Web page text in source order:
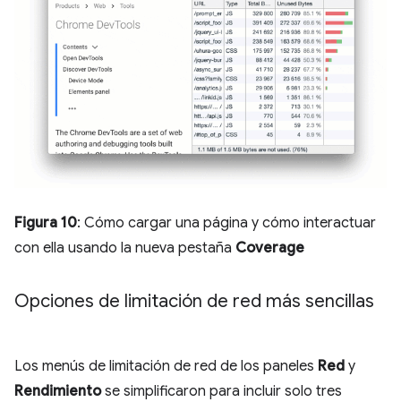
Figura 10: Cómo cargar una página y cómo interactuar
con ella usando la nueva pestaña Coverage
Opciones de limitación de red más sencillas
Los menús de limitación de red de los paneles Red y
Rendimientose simplificaron para incluir solo tres